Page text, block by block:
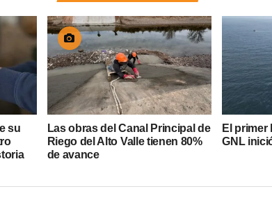
su
Las obras del Canal Principal de
Riego del Alto Valle tienen 80%
de avance
El
GNL